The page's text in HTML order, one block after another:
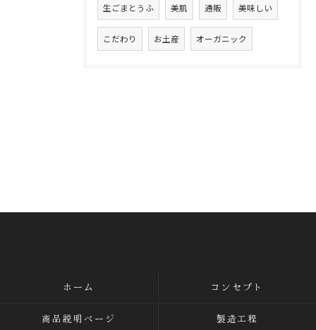
生ごまとうふ 美肌 通販 美味しい
こだわり お土産 オーガニック
ホーム コンセプト
商品説明ページ 製造工程